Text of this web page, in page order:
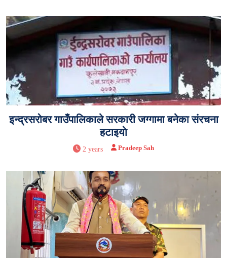
इन्द्रसरोबर गाउँपालिकाले सरकारी जग्गामा बनेका संरचना
हटाइयाे
2 years Pradeep Sah